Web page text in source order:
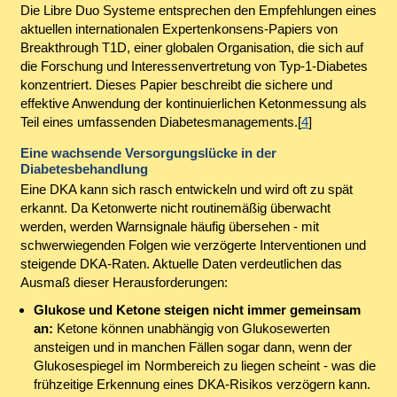
Die Libre Duo Systeme entsprechen den Empfehlungen eines
aktuellen internationalen Expertenkonsens-Papiers von
Breakthrough T1D, einer globalen Organisation, die sich auf
die Forschung und Interessenvertretung von Typ-1-Diabetes
konzentriert. Dieses Papier beschreibt die sichere und
effektive Anwendung der kontinuierlichen Ketonmessung als
Teil eines umfassenden Diabetesmanagements.[4]
Eine wachsende Versorgungslücke in der
Diabetesbehandlung
Eine DKA kann sich rasch entwickeln und wird oft zu spät
erkannt. Da Ketonwerte nicht routinemäßig überwacht
werden, werden Warnsignale häufig übersehen - mit
schwerwiegenden Folgen wie verzögerte Interventionen und
steigende DKA-Raten. Aktuelle Daten verdeutlichen das
Ausmaß dieser Herausforderungen:
Glukose und Ketone steigen nicht immer gemeinsam
an: Ketone können unabhängig von Glukosewerten
ansteigen und in manchen Fällen sogar dann, wenn der
Glukosespiegel im Normbereich zu liegen scheint - was die
frühzeitige Erkennung eines DKA-Risikos verzögern kann.